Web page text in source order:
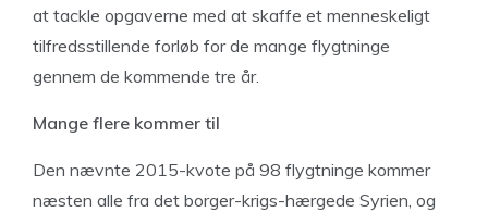
at tackle opgaverne med at skaffe et menneskeligt
tilfredsstillende forløb for de mange flygtninge
gennem de kommende tre år.
Mange flere kommer til
Den nævnte 2015-kvote på 98 flygtninge kommer
næsten alle fra det borger-krigs-hærgede Syrien, og